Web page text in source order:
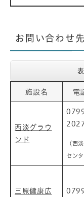
お問い合わせ
施設名 電
西淡グラウ
ンド
（西
センタ
三原健康広